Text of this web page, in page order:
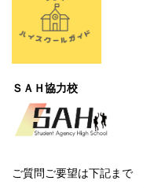
ＳＡＨ協力校
ご質問ご要望は下記まで